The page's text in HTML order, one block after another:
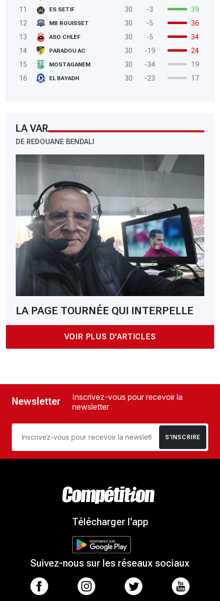
11
ES SETIF 30 -3
39
12
MB ROUISSET 30 -5
36
13
ASO CHLEF 30 -5
34
14
PARADOU AC 30 -19
24
15
MOSTAGANEM 30 -34
19
16
EL BAYADH 30 -23 17
LA VAR
DE REDOUANE BENDALI
LA PAGE TOURNÉE QUI INTERPELLE
VOIR PLUS D'ARTICLES
Newsletter
Inscrivez-vous pour recevoir la
newsletter
S’INSCRIRE
Télécharger l'app
Suivez-nous sur les réseaux sociaux